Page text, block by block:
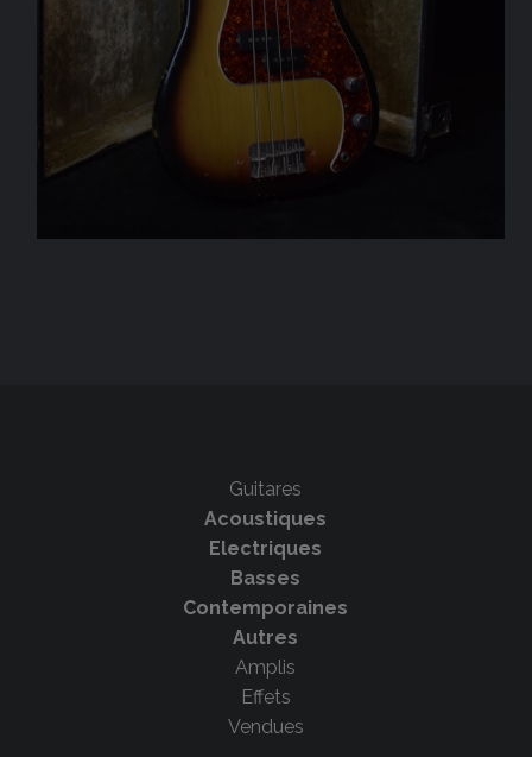
Guitares
Acoustiques
Electriques
Basses
Contemporaines
Autres
Amplis
Effets
Vendues